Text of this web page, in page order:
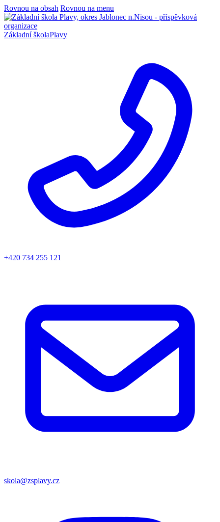
Rovnou na obsah Rovnou na menu
Základní školaPlavy
+420 734 255 121
skola@zsplavy.cz